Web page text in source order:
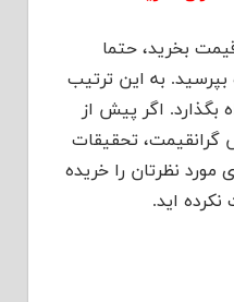
بخرید، حتما
به این ترتیب
اگر پیش از
گرانقیمت، تحقیقات
مورد نظرتان را خریده
اید.